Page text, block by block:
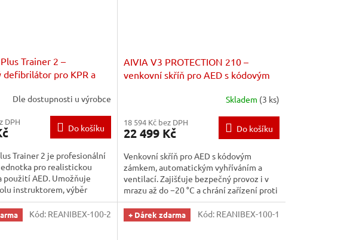
Trainer 2 –
defibrilátor pro KPR a
Dle dostupnosti u výrobce
DPH
Do košíku
Trainer 2 je profesionální
pro realistickou
použití AED. Umožňuje
instruktorem, výběr
hlasové...
AIVIA V3 PROTECTION 210 –
venkovní skříň pro AED s kódovým
Skladem (3 ks)
18 594 Kč bez DPH
22 499 Kč Do košíku
Venkovní skříň pro AED s kódovým
zámkem, automatickým vyhříváním a
ventilací. Zajišťuje bezpečný provoz i v
mrazu až do −20 °C a chrání zařízení proti
neoprávněnému přístupu.
Kód: REANIBEX-100-2 + Dárek zdarma Kód: REANIBEX-100-1